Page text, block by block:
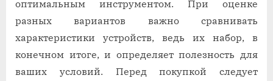
оптимальным инструментом. При оценке
разных вариантов важно сравнивать
характеристики устройств, ведь их набор, в
конечном итоге, и определяет полезность для
ваших условий. Перед покупкой следует